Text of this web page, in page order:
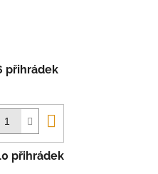
přihrádek
košíku
přihrádek